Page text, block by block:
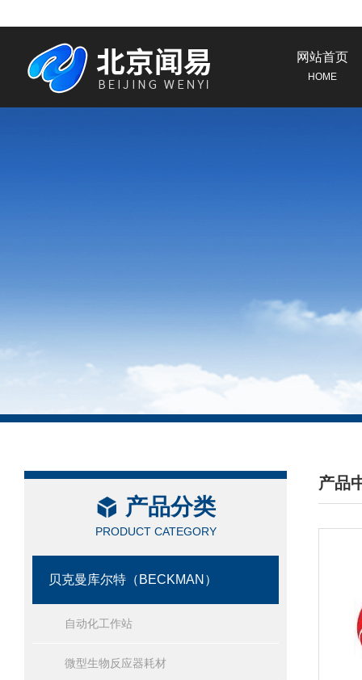
网站首页
HOME
产品分类
PRODUCT CATEGORY
贝克曼库尔特（BECKMAN）
自动化工作站
微型生物反应器耗材
产品
/